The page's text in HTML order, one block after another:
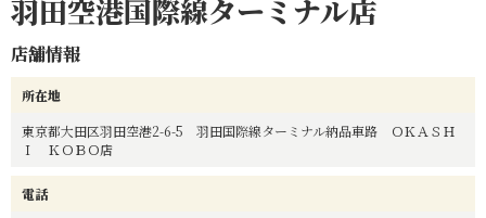
羽田空港国際線ターミナル店
店舗情報
所在地
東京都大田区羽田空港2-6-5 羽田国際線ターミナル納品車路 ＯＫＡＳＨ
Ｉ ＫＯＢＯ店
電話